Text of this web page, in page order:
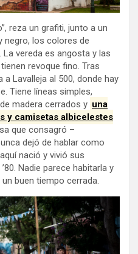
reza un grafiti, junto a un
negro, los colores de
La vereda es angosta y las
revoque fino. Tras
Lavalleja al 500, donde hay
Tiene líneas simples,
madera cerrados y una
y camisetas albicelestes
que consagró –
dejó de hablar como
nació y vivió sus
Nadie parece habitarla y
buen tiempo cerrada.